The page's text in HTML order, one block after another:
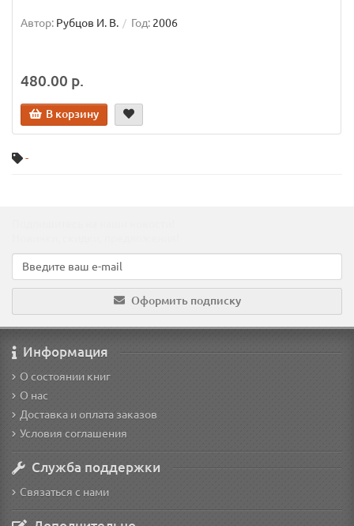
Автор: Рубцов И. В. Год: 2006
480.00 р.
В корзину
-
Оформить подписку
Информация
О состоянии книг
О нас
Доставка и оплата заказов
Условия соглашения
Служба поддержки
Связаться с нами